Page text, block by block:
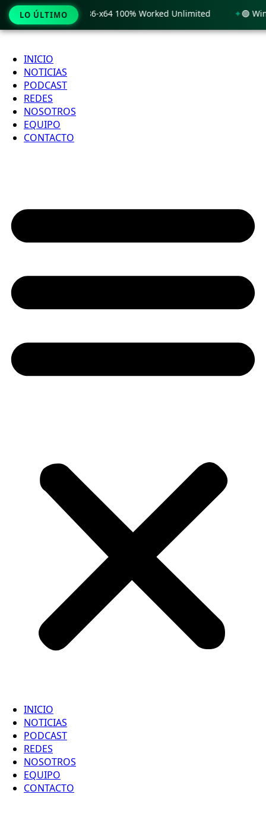
Ir
contenido
INICIO
NOTICIAS
PODCAST
REDES
NOSOTROS
EQUIPO
CONTACTO
INICIO
NOTICIAS
PODCAST
REDES
NOSOTROS
EQUIPO
CONTACTO
LO ÚLTIMO
11 x86-x64 100% Worked Unlimited 🟢 WinRAR